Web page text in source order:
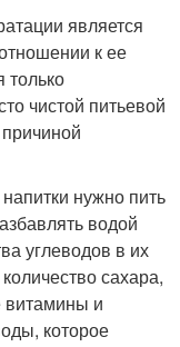
является
к ее
только
чистой питьевой
нужно пить
водой
углеводов в их
сахара,
витамины и
которое